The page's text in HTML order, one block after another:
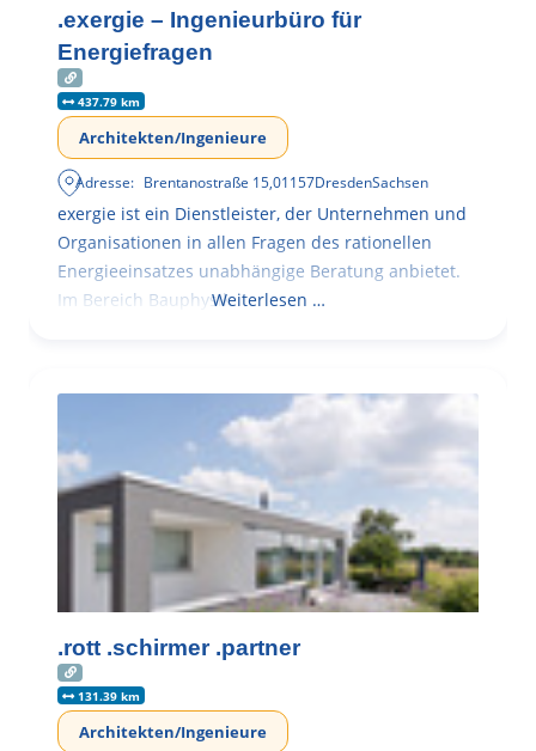
.exergie – Ingenieurbüro für
Energiefragen
437.79 km
Architekten/Ingenieure
Adresse: Brentanostraße 15,01157DresdenSachsen
exergie ist ein Dienstleister, der Unternehmen und
Organisationen in allen Fragen des rationellen
Energieeinsatzes unabhängige Beratung anbietet.
Im Bereich BauphysikWeiterlesen …
.rott .schirmer .partner
131.39 km
Architekten/Ingenieure